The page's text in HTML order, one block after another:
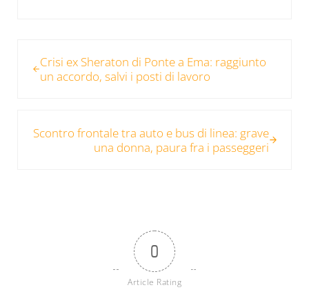
Crisi ex Sheraton di Ponte a Ema: raggiunto
un accordo, salvi i posti di lavoro
Scontro frontale tra auto e bus di linea: grave
una donna, paura fra i passeggeri
0
Article Rating